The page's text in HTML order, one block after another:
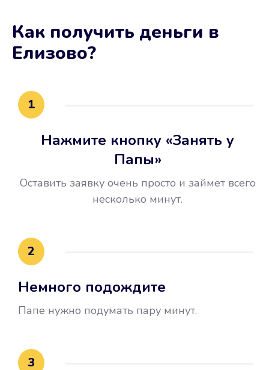
Не потребовались справки, залоги
и поручители. Папа вам доверяет.
воспользовались бесплатной
это открыло новые возможности в
Как получить деньги в
Елизово?
1
Нажмите кнопку «Занять у
Папы»
Оставить заявку очень просто и займет всего
несколько минут.
2
Немного подождите
Папе нужно подумать пару минут.
3